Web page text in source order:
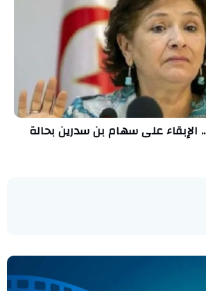
الإبقاء على سهام بن سدرين بحالة